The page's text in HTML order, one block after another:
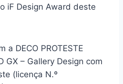
iF Design Award deste
a DECO PROTESTE
GX – Gallery Design com
(licença N.º